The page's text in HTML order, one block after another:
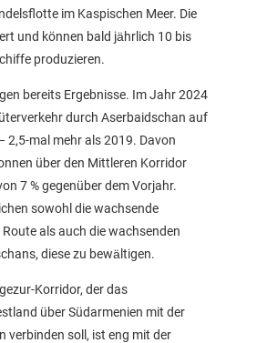
im Kaspischen Meer. Die
und können bald jährlich 10 bis
produzieren.
bereits Ergebnisse. Im Jahr 2024
durch Aserbaidschan auf
2,5-mal mehr als 2019. Davon
über den Mittleren Korridor
7 % gegenüber dem Vorjahr.
sowohl die wachsende
als auch die wachsenden
diese zu bewältigen.
Korridor, der das
über Südarmenien mit der
verbinden soll, ist eng mit der